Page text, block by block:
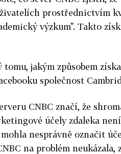
prostřednictvím
výzkum". Takto
tomu, jakým způsobem
společnost
CNBC značí, že
účely zdaleka
nesprávně označit
na problém neukázala,